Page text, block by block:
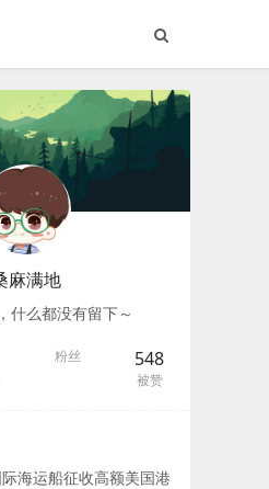
麻满地
什么都没有留下～
粉丝 548
被赞
海运船征收高额美国港